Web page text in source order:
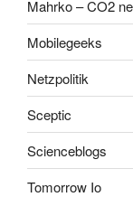
Mahrko – CO2
Mobilegeeks
Netzpolitik
Sceptic
Scienceblogs
Tomorrow Io